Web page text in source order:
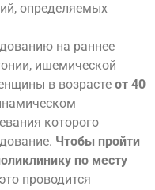
определяемых
на раннее
ишемической
в возрасте от 40
которого
Чтобы пройти
по месту
проводится